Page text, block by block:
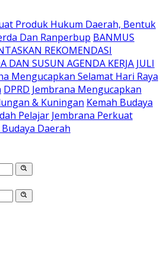
Produk Hukum Daerah, Bentuk
Dan Ranperbup BANMUS
REKOMENDASI
DAN SUSUN AGENDA KERJA JULI
Mengucapkan Selamat Hari Raya
DPRD Jembrana Mengucapkan
& Kuningan Kemah Budaya
Pelajar Jembrana Perkuat
Daerah